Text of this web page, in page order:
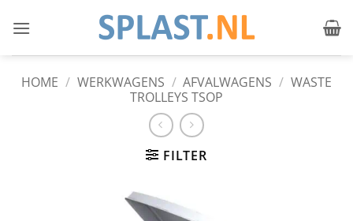
naar
HOME / WERKWAGENS / AFVALWAGENS / WASTE
TROLLEYS TSOP
FILTER